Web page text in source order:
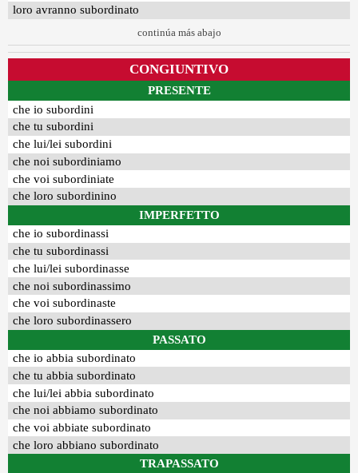
loro avranno subordinato
continúa más abajo
CONGIUNTIVO
PRESENTE
che io subordini
che tu subordini
che lui/lei subordini
che noi subordiniamo
che voi subordiniate
che loro subordinino
IMPERFETTO
che io subordinassi
che tu subordinassi
che lui/lei subordinasse
che noi subordinassimo
che voi subordinaste
che loro subordinassero
PASSATO
che io abbia subordinato
che tu abbia subordinato
che lui/lei abbia subordinato
che noi abbiamo subordinato
che voi abbiate subordinato
che loro abbiano subordinato
TRAPASSATO